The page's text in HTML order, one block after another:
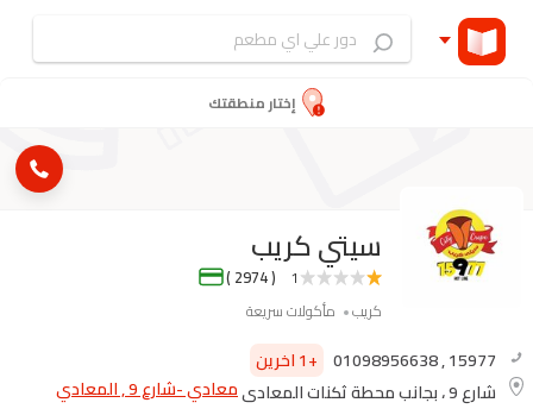
إختار منطقتك
سيتي كريب
1
( 2974 )
كريب مأكولات سريعة
15977
,
01098956638 +1 اخرين
شارع 9 ، بجانب محطة ثكنات المعادى
معادي -شارع 9 , المعادي